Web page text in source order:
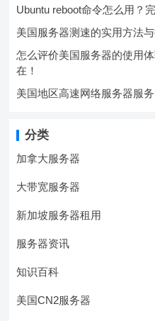
Ubuntu reboot命令怎么用？
美国服务器测速的实用方法
怎么评价美国服务器的使用
在！
美国地区高速网络服务器服
分类
加拿大服务器
大带宽服务器
新加坡服务器租用
服务器资讯
知识百科
美国CN2服务器